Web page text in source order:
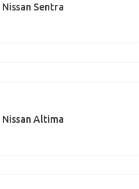
Nissan Sentra
Nissan Altima